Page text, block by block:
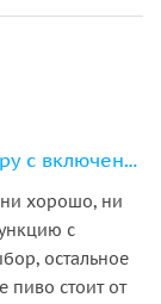
Вечерний 3-часовой круиз по Босфору с включенным ужином и трансфером
хорошо, ни
с
остальное
пиво стоит от